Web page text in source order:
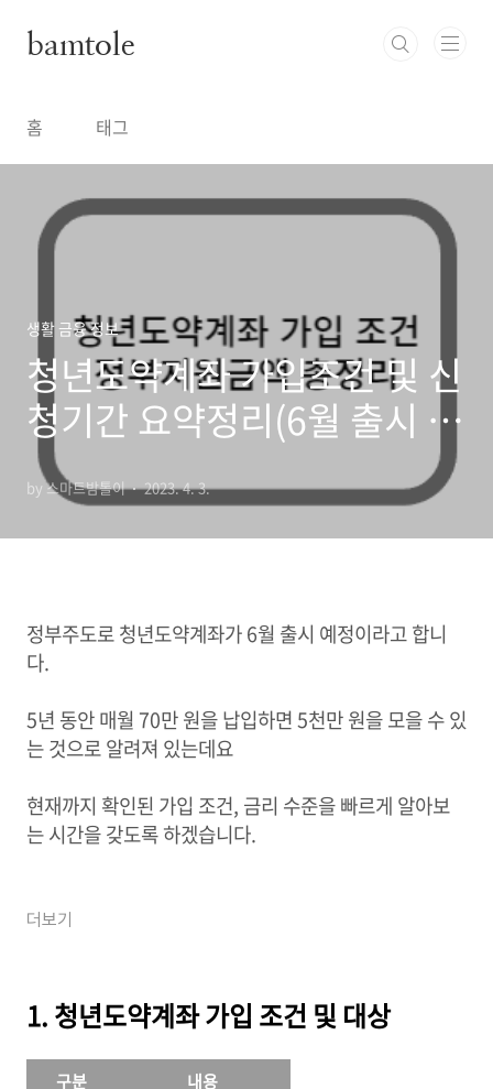
bamtole
홈 태그
생활 금융 정보
청년도약계좌 가입조건 및 신
청기간 요약정리(6월 출시 예
정)
by 스마트밤톨이 2023. 4. 3.
정부주도로 청년도약계좌가 6월 출시 예정이라고 합니
다.
5년 동안 매월 70만 원을 납입하면 5천만 원을 모을 수 있
는 것으로 알려져 있는데요
현재까지 확인된 가입 조건, 금리 수준을 빠르게 알아보
는 시간을 갖도록 하겠습니다.
더보기
1. 청년도약계좌 가입 조건 및 대상
구분
내용